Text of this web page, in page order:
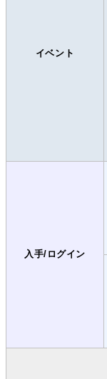
イベント
入手/ログイン